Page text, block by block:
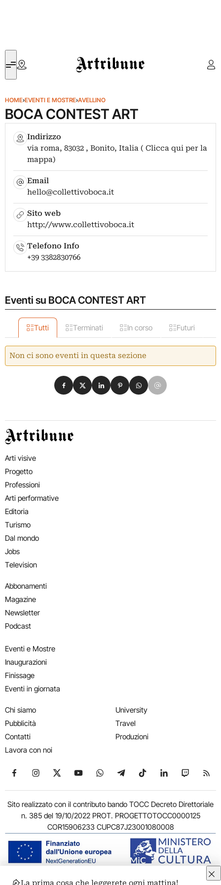
Artribune
HOME›EVENTI E MOSTRE›AVELLINO
BOCA CONTEST ART
Indirizzo
via roma, 83032 , Bonito, Italia ( Clicca qui per la
mappa)
Email
hello@collettivoboca.it
Sito web
http://www.collettivoboca.it
Telefono Info
+39 3382830766
Eventi su BOCA CONTEST ART
Tutti Terminati In corso Futuri
Non ci sono eventi in questa sezione
Condividi su Facebook
Condividi su X
Condividi su LinkedIn
Condividi su Pinterest
Condividi su WhatsApp
Condividi su Email
Artribune
Arti visive
Progetto
Professioni
Arti performative
Editoria
Turismo
Dal mondo
Jobs
Television
Abbonamenti
Magazine
Newsletter
Podcast
Eventi e Mostre
Inaugurazioni
Finissage
Eventi in giornata
Chi siamo
Pubblicità
Contatti
Lavora con noi
University
Travel
Produzioni
Seguici su Facebook
Seguici su Instagram
Seguici su X
Seguici su YouTube
Seguici su WhatsApp
Seguici su Telegram
Seguici su TikTok
Seguici su
Seguici
Sito realizzato con il contributo bando TOCC Decreto Direttoriale
n. 385 del 19/10/2022 PROT. PROGETTOTOCC0000125
COR15906233 CUPC87J23001080008
La prima cosa che leggerete ogni mattina!